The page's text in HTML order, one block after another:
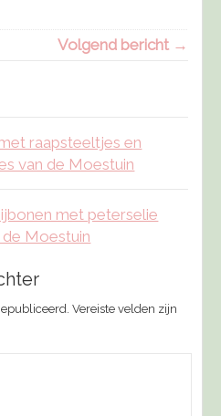
Volgend bericht →
raapsteeltjes en
van de Moestuin
met peterselie
de Moestuin
Vereiste velden zijn